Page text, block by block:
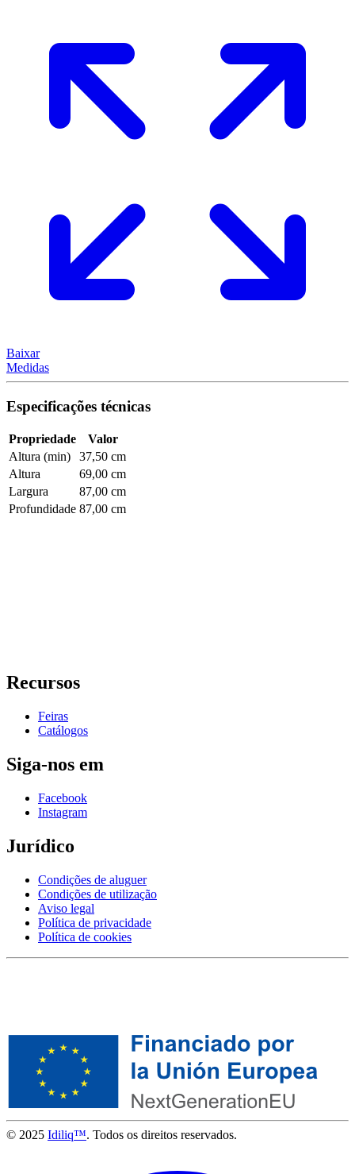
Baixar
Medidas
Especificações técnicas
Propriedade
Valor
Altura (min)
37,50 cm
Altura
69,00 cm
Largura
87,00 cm
Profundidade 87,00 cm
Recursos
Feiras
Catálogos
Siga-nos em
Facebook
Instagram
Jurídico
Condições de aluguer
Condições de utilização
Aviso legal
Política de privacidade
Política de cookies
© 2025 Idiliq™. Todos os direitos reservados.